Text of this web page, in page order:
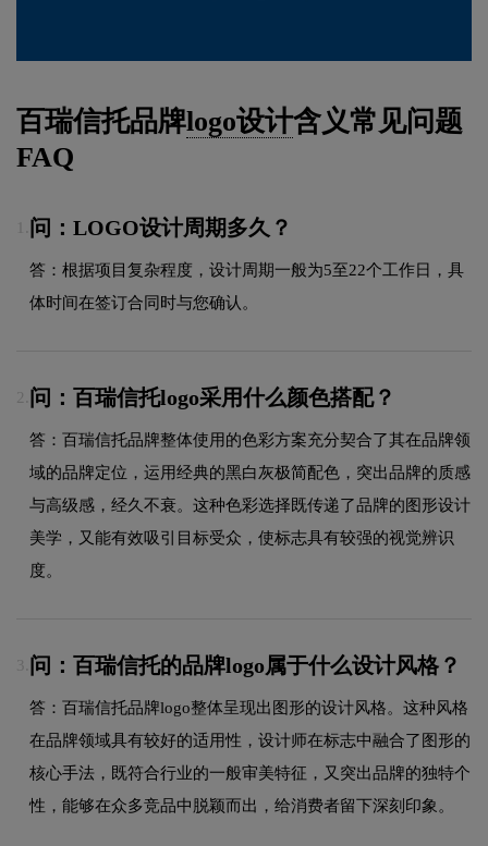
百瑞信托品牌logo设计含义常见问题
FAQ
问：LOGO设计周期多久？
答：根据项目复杂程度，设计周期一般为5至22个工作日，具
体时间在签订合同时与您确认。
2. 问：百瑞信托logo采用什么颜色搭配？
答：百瑞信托品牌整体使用的色彩方案充分契合了其在品牌领
域的品牌定位，运用经典的黑白灰极简配色，突出品牌的质感
与高级感，经久不衰。这种色彩选择既传递了品牌的图形设计
美学，又能有效吸引目标受众，使标志具有较强的视觉辨识
度。
3. 问：百瑞信托的品牌logo属于什么设计风格？
答：百瑞信托品牌logo整体呈现出图形的设计风格。这种风格
在品牌领域具有较好的适用性，设计师在标志中融合了图形的
核心手法，既符合行业的一般审美特征，又突出品牌的独特个
性，能够在众多竞品中脱颖而出，给消费者留下深刻印象。